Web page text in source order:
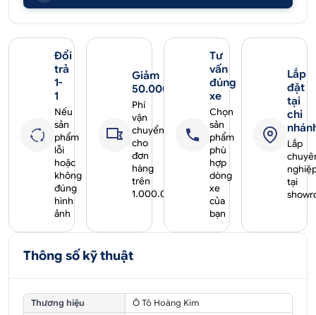
Đổi
trả
1-
1
Nếu
sản
phẩm
lỗi
hoặc
không
đúng
hình
ảnh
Giảm
50.000₫
Phí
vận
chuyển
cho
đơn
hàng
trên
1.000.000₫
Tư
vấn
đúng
xe
Chọn
sản
phẩm
phù
hợp
dòng
xe
của
bạn
Lắp
đặt
tại
chi
Lắp
tại
Thông số kỹ thuật
Thương hiệu
Ô Tô Hoàng Kim